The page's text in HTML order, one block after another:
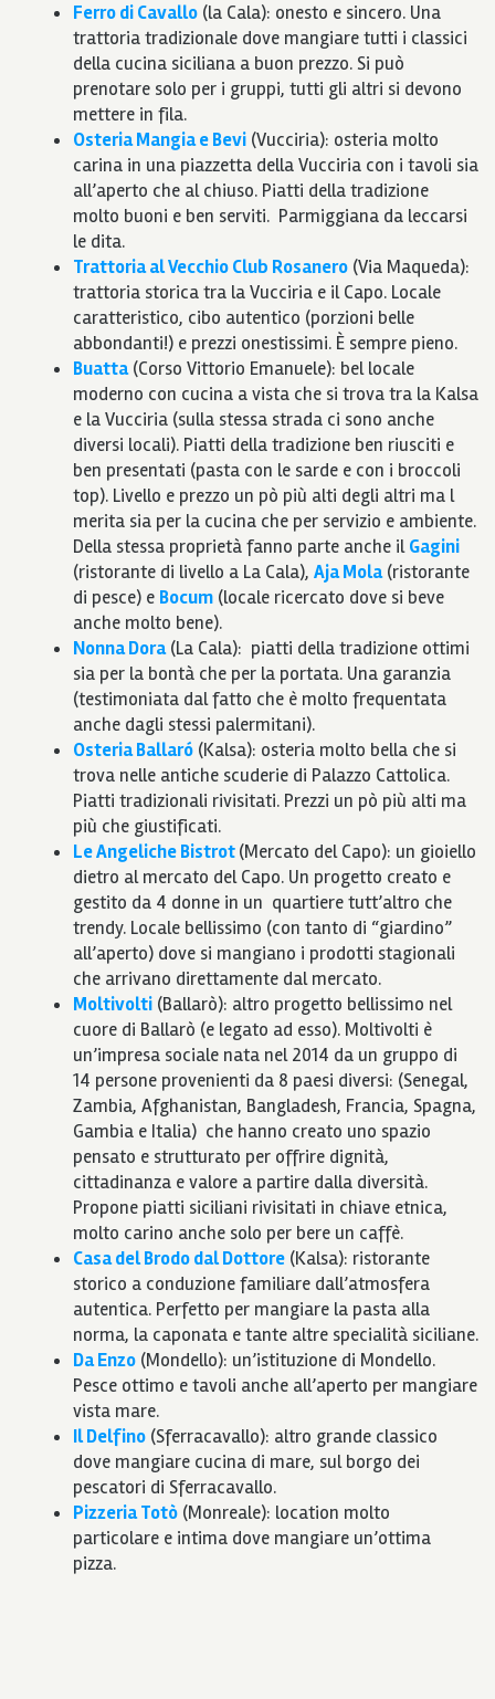
Ferro di Cavallo (la Cala): onesto e sincero. Una
trattoria tradizionale dove mangiare tutti i classici
della cucina siciliana a buon prezzo. Si può
prenotare solo per i gruppi, tutti gli altri si devono
mettere in fila.
Osteria Mangia e Bevi (Vucciria): osteria molto
carina in una piazzetta della Vucciria con i tavoli sia
all’aperto che al chiuso. Piatti della tradizione
molto buoni e ben serviti. Parmiggiana da leccarsi
le dita.
Trattoria al Vecchio Club Rosanero (Via Maqueda):
trattoria storica tra la Vucciria e il Capo. Locale
caratteristico, cibo autentico (porzioni belle
abbondanti!) e prezzi onestissimi. È sempre pieno.
Buatta(Corso Vittorio Emanuele): bel locale
moderno con cucina a vista che si trova tra la Kalsa
e la Vucciria (sulla stessa strada ci sono anche
diversi locali). Piatti della tradizione ben riusciti e
ben presentati (pasta con le sarde e con i broccoli
top). Livello e prezzo un pò più alti degli altri ma l
merita sia per la cucina che per servizio e ambiente.
Della stessa proprietà fanno parte anche ilGagini
(ristorante di livello a La Cala), Aja Mola(ristorante
di pesce) e Bocum (locale ricercato dove si beve
anche molto bene).
Nonna Dora(La Cala): piatti della tradizione ottimi
sia per la bontà che per la portata. Una garanzia
(testimoniata dal fatto che è molto frequentata
anche dagli stessi palermitani).
Osteria Ballaró (Kalsa): osteria molto bella che si
trova nelle antiche scuderie di Palazzo Cattolica.
Piatti tradizionali rivisitati. Prezzi un pò più alti ma
più che giustificati.
Le Angeliche Bistrot(Mercato del Capo): un gioiello
dietro al mercato del Capo. Un progetto creato e
gestito da 4 donne in un quartiere tutt’altro che
trendy. Locale bellissimo (con tanto di “giardino”
all’aperto) dove si mangiano i prodotti stagionali
che arrivano direttamente dal mercato.
Moltivolti (Ballarò): altro progetto bellissimo nel
cuore di Ballarò (e legato ad esso). Moltivolti è
un’impresa sociale nata nel 2014 da un gruppo di
14 persone provenienti da 8 paesi diversi: (Senegal,
Zambia, Afghanistan, Bangladesh, Francia, Spagna,
Gambia e Italia) che hanno creato uno spazio
pensato e strutturato per offrire dignità,
cittadinanza e valore a partire dalla diversità.
Propone piatti siciliani rivisitati in chiave etnica,
molto carino anche solo per bere un caffè.
Casa del Brodo dal Dottore (Kalsa): ristorante
storico a conduzione familiare dall’atmosfera
autentica. Perfetto per mangiare la pasta alla
norma, la caponata e tante altre specialità siciliane.
Da Enzo (Mondello): un’istituzione di Mondello.
Pesce ottimo e tavoli anche all’aperto per mangiare
vista mare.
Il Delfino (Sferracavallo): altro grande classico
dove mangiare cucina di mare, sul borgo dei
pescatori di Sferracavallo.
Pizzeria Totò (Monreale): location molto
particolare e intima dove mangiare un’ottima
pizza.